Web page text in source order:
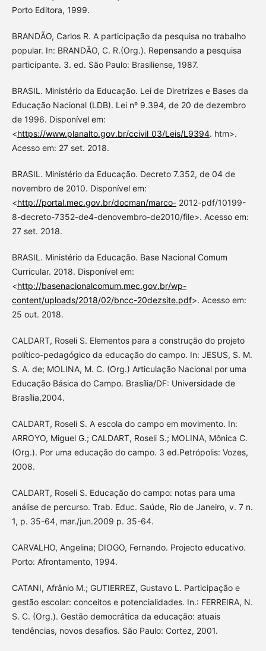
Porto Editora, 1999.
BRANDÃO, Carlos R. A participação da pesquisa no trabalho
popular. In: BRANDÃO, C. R.(Org.). Repensando a pesquisa
participante. 3. ed. São Paulo: Brasiliense, 1987.
BRASIL. Ministério da Educação. Lei de Diretrizes e Bases da
Educação Nacional (LDB). Lei nº 9.394, de 20 de dezembro
de 1996. Disponível em:
<https://www.planalto.gov.br/ccivil_03/Leis/L9394. htm>.
Acesso em: 27 set. 2018.
BRASIL. Ministério da Educação. Decreto 7.352, de 04 de
novembro de 2010. Disponível em:
<http://portal.mec.gov.br/docman/marco-2012-pdf/10199-
8-decreto-7352-de4-denovembro-de2010/file>. Acesso em:
27 set. 2018.
BRASIL. Ministério da Educação. Base Nacional Comum
Curricular. 2018. Disponível em:
<http://basenacionalcomum.mec.gov.br/wp-
content/uploads/2018/02/bncc-20dezsite.pdf>. Acesso em:
25 out. 2018.
CALDART, Roseli S. Elementos para a construção do projeto
político-pedagógico da educação do campo. In: JESUS, S. M.
S. A. de; MOLINA, M. C. (Org.) Articulação Nacional por uma
Educação Básica do Campo. Brasília/DF: Universidade de
Brasília,2004.
CALDART, Roseli S. A escola do campo em movimento. In:
ARROYO, Miguel G.; CALDART, Roseli S.; MOLINA, Mônica C.
(Org.). Por uma educação do campo. 3 ed.Petrópolis: Vozes,
2008.
CALDART, Roseli S. Educação do campo: notas para uma
análise de percurso. Trab. Educ. Saúde, Rio de Janeiro, v. 7 n.
1, p. 35-64, mar./jun.2009 p. 35-64.
CARVALHO, Angelina; DIOGO, Fernando. Projecto educativo.
Porto: Afrontamento, 1994.
CATANI, Afrânio M.; GUTIERREZ, Gustavo L. Participação e
gestão escolar: conceitos e potencialidades. In.: FERREIRA, N.
S. C. (Org.). Gestão democrática da educação: atuais
tendências, novos desafios. São Paulo: Cortez, 2001.